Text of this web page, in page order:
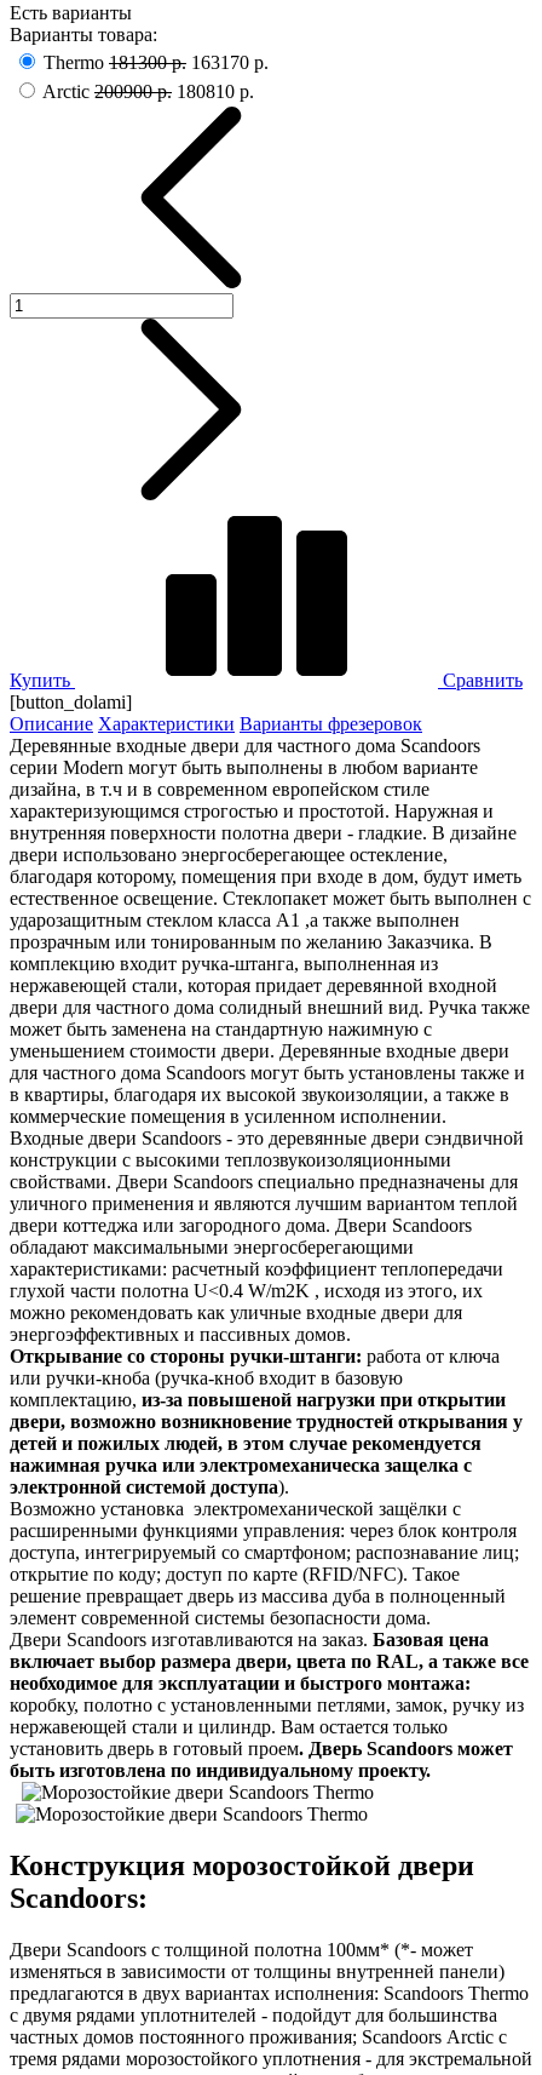
Есть варианты
Варианты товара:
Thermo 181300 р. 163170 р.
Arctic 200900 р. 180810 р.
Купить
Сравнить
[button_dolami]
Описание Характеристики Варианты фрезеровок
Деревянные входные двери для частного дома Scandoors
серии Modern могут быть выполнены в любом варианте
дизайна, в т.ч и в современном европейском стиле
характеризующимся строгостью и простотой. Наружная и
внутренняя поверхности полотна двери - гладкие. В дизайне
двери использовано энергосберегающее остекление,
благодаря которому, помещения при входе в дом, будут иметь
естественное освещение. Стеклопакет может быть выполнен с
ударозащитным стеклом класса А1 ,а также выполнен
прозрачным или тонированным по желанию Заказчика. В
комплекцию входит ручка-штанга, выполненная из
нержавеющей стали, которая придает деревянной входной
двери для частного дома солидный внешний вид. Ручка также
может быть заменена на стандартную нажимную с
уменьшением стоимости двери. Деревянные входные двери
для частного дома Scandoors могут быть установлены также и
в квартиры, благодаря их высокой звукоизоляции, а также в
коммерческие помещения в усиленном исполнении.
Входные двери Scandoors - это деревянные двери сэндвичной
конструкции с высокими теплозвукоизоляционными
свойствами. Двери Scandoors специально предназначены для
уличного применения и являются лучшим вариантом теплой
двери коттеджа или загородного дома. Двери Scandoors
обладают максимальными энергосберегающими
характеристиками: расчетный коэффициент теплопередачи
глухой части полотна U<0.4 W/m2K , исходя из этого, их
можно рекомендовать как уличные входные двери для
энергоэффективных и пассивных домов.
Открывание со стороны ручки-штанги: работа от ключа
или ручки-кноба (ручка-кноб входит в базовую
комплектацию, из-за повышеной нагрузки при открытии
двери, возможно возникновение трудностей открывания у
детей и пожилых людей, в этом случае рекомендуется
нажимная ручка или электромеханическа защелка с
электронной системой доступа).
Возможно установка электромеханической защёлки с
расширенными функциями управления: через блок контроля
доступа, интегрируемый со смартфоном; распознавание лиц;
открытие по коду; доступ по карте (RFID/NFC). Такое
решение превращает дверь из массива дуба в полноценный
элемент современной системы безопасности дома.
Двери Scandoors изготавливаются на заказ. Базовая цена
включает выбор размера двери, цвета по RAL, а также все
необходимое для эксплуатации и быстрого монтажа:
коробку, полотно с установленными петлями, замок, ручку из
нержавеющей стали и цилиндр. Вам остается только
установить дверь в готовый проем. Дверь Scandoors может
быть изготовлена по индивидуальному проекту.
Конструкция морозостойкой двери
Scandoors:
Двери Scandoors с толщиной полотна 100мм* (*- может
изменяться в зависимости от толщины внутренней панели)
предлагаются в двух вариантах исполнения: Scandoors Thermo
с двумя рядами уплотнителей - подойдут для большинства
частных домов постоянного проживания; Scandoors Аrctic с
тремя рядами морозостойкого уплотнения - для экстремальной